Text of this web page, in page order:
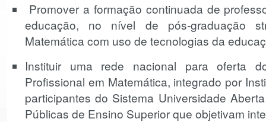
Promover a formação continuada de
educação, no nível de pós-graduação
Matemática com uso de tecnologias da
Instituir uma rede nacional para oferta
Profissional em Matemática, integrado por
participantes do Sistema Universidade
Públicas de Ensino Superior que objetivam